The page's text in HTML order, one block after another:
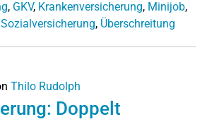
, GKV, Krankenversicherung, Minijob,
Sozialversicherung, Überschreitung
Thilo Rudolph
Doppelt